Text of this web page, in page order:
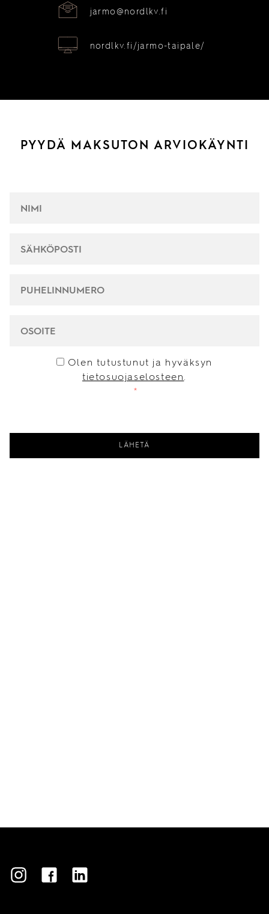
jarmo@nordlkv.fi
nordlkv.fi/jarmo-taipale/
PYYDÄ MAKSUTON ARVIOKÄYNTI
CONSENT *
Olen tutustunut ja hyväksyn
tietosuojaselosteen.
*
InstagramFacebook